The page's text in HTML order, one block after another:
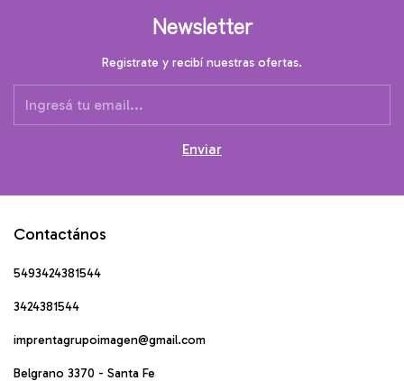
Newsletter
Registrate y recibí nuestras ofertas.
Contactános
5493424381544
3424381544
imprentagrupoimagen@gmail.com
Belgrano 3370 - Santa Fe